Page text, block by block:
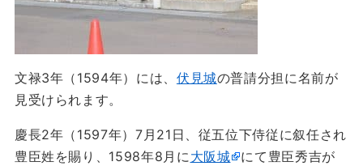
文禄3年（1594年）には、 伏見城の普請分担に名前が
見受けられます。
慶長2年（1597年）7月21日、従五位下侍従に叙任され
豊臣姓を賜り、1598年8月に大阪城
にて豊臣秀吉が